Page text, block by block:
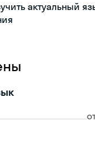
актуальный